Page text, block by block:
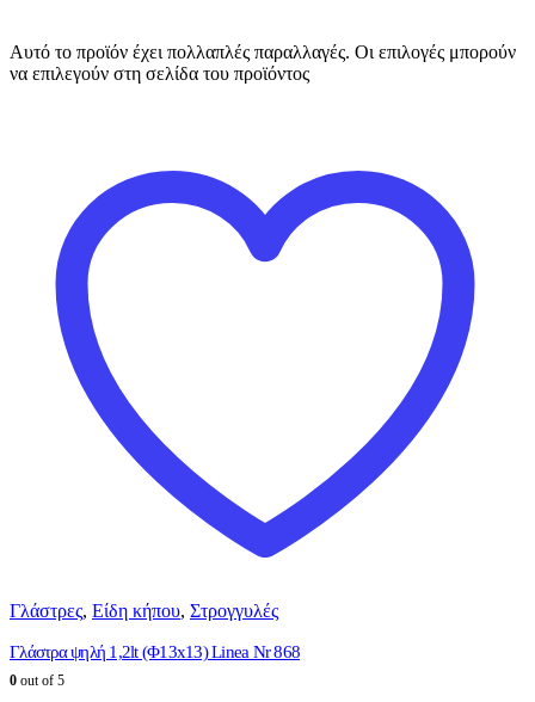
Αυτό το προϊόν έχει πολλαπλές παραλλαγές. Οι επιλογές μπορούν
να επιλεγούν στη σελίδα του προϊόντος
Γλάστρες, Είδη κήπου, Στρογγυλές
Γλάστρα ψηλή 1,2lt (Φ13x13) Linea Nr 868
0 out of 5